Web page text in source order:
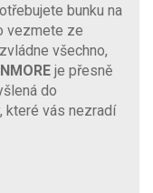
bunku na
vezmete ze
všechno,
je přesně
do
které vás nezradí